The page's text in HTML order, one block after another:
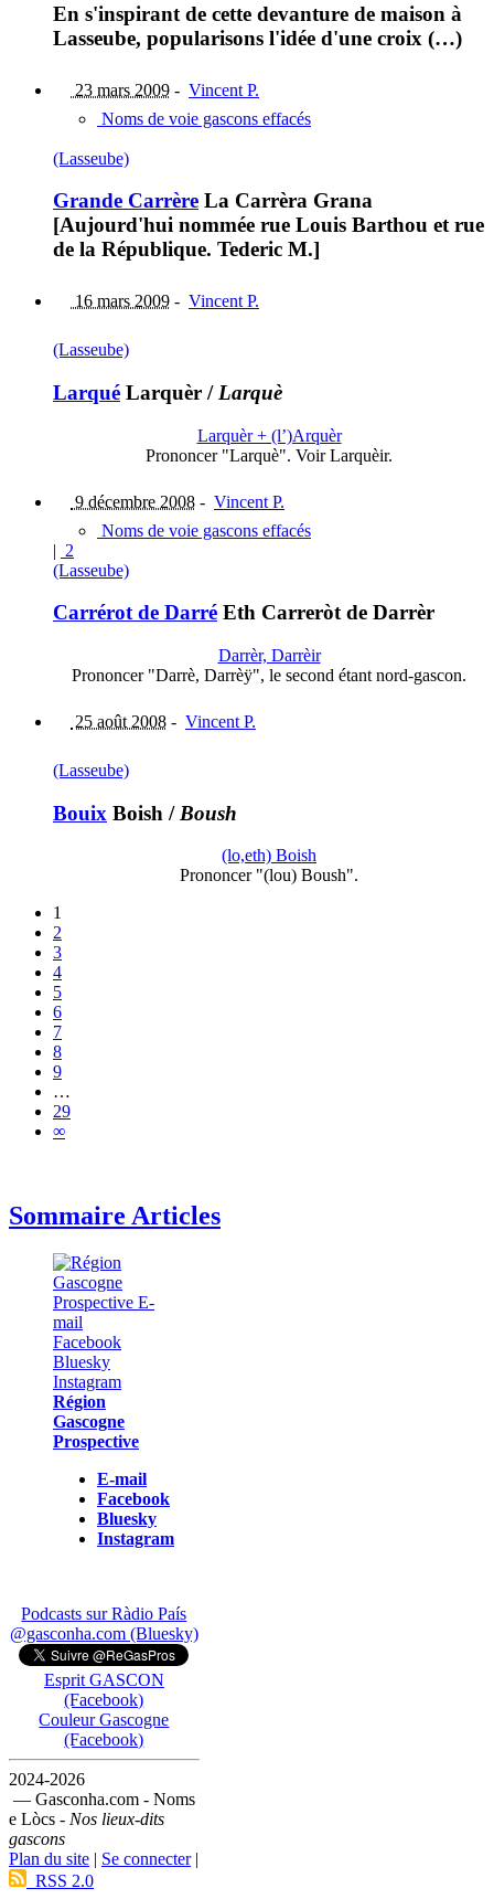
En s'inspirant de cette devanture de maison à
Lasseube, popularisons l'idée d'une croix (…)
23 mars 2009 - Vincent P.
Noms de voie gascons effacés
(Lasseube)
Grande Carrère La Carrèra Grana
[Aujourd'hui nommée rue Louis Barthou et rue
de la République. Tederic M.]
16 mars 2009 - Vincent P.
(Lasseube)
Larqué Larquèr / Larquè
Larquèr + (l’)Arquèr
Prononcer "Larquè". Voir Larquèir.
9 décembre 2008 - Vincent P.
Noms de voie gascons effacés
| 2
(Lasseube)
Carrérot de Darré Eth Carreròt de Darrèr
Darrèr, Darrèir
Prononcer "Darrè, Darrèÿ", le second étant nord-gascon.
25 août 2008 - Vincent P.
(Lasseube)
Bouix Boish / Boush
(lo,eth) Boish
Prononcer "(lou) Boush".
1
2
3
4
5
6
7
8
9
…
29
∞
Sommaire Articles
Région
Gascogne
Prospective
E-mail
Facebook
Bluesky
Instagram
Podcasts sur Ràdio País
@gasconha.com (Bluesky)
Esprit GASCON
(Facebook)
Couleur Gascogne
(Facebook)
2024-2026
— Gasconha.com - Noms
e Lòcs - Nos lieux-dits
gascons
Plan du site | Se connecter|
RSS 2.0